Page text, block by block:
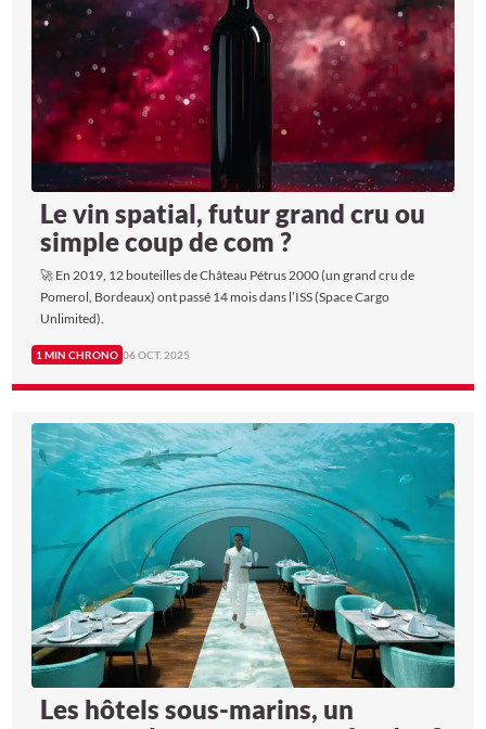
Le vin spatial, futur grand cru ou
simple coup de com ?
🚀 En 2019, 12 bouteilles de Château Pétrus 2000 (un grand cru de
Pomerol, Bordeaux) ont passé 14 mois dans l’ISS (Space Cargo
Unlimited).
1 MIN CHRONO 06 OCT. 2025
Les hôtels sous-marins, un